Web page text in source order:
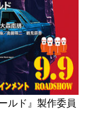
ルド』製作委員